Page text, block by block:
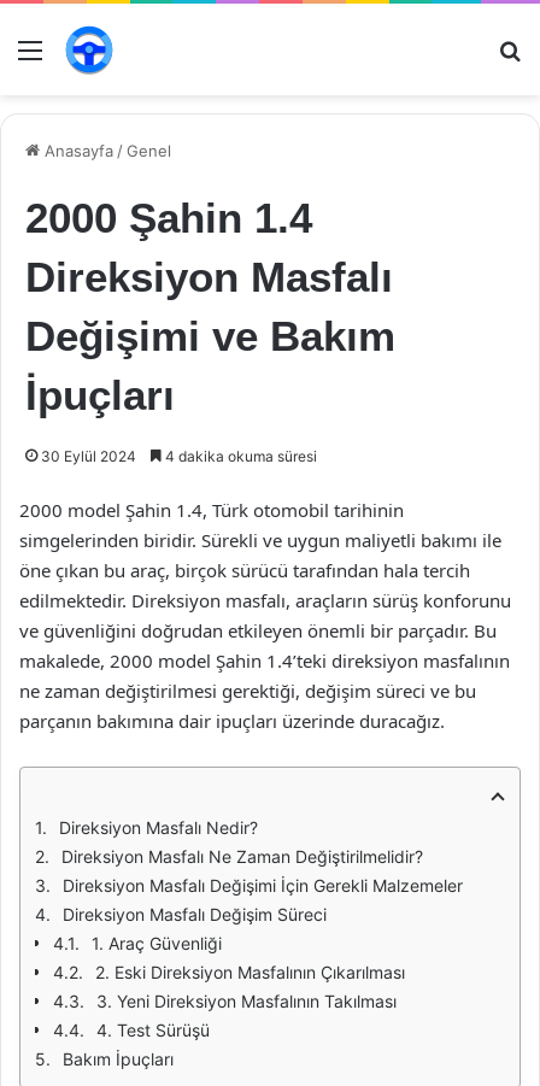
Menü
Anasayfa /Genel
2000 Şahin 1.4
Direksiyon Masfalı
Değişimi ve Bakım
İpuçları
30 Eylül 2024 4 dakika okuma süresi
2000 model Şahin 1.4, Türk otomobil tarihinin
simgelerinden biridir. Sürekli ve uygun maliyetli bakımı ile
öne çıkan bu araç, birçok sürücü tarafından hala tercih
edilmektedir. Direksiyon masfalı, araçların sürüş konforunu
ve güvenliğini doğrudan etkileyen önemli bir parçadır. Bu
makalede, 2000 model Şahin 1.4’teki direksiyon masfalının
ne zaman değiştirilmesi gerektiği, değişim süreci ve bu
parçanın bakımına dair ipuçları üzerinde duracağız.
Direksiyon Masfalı Nedir?
Direksiyon Masfalı Ne Zaman Değiştirilmelidir?
Direksiyon Masfalı Değişimi İçin Gerekli Malzemeler
Direksiyon Masfalı Değişim Süreci
1. Araç Güvenliği
2. Eski Direksiyon Masfalının Çıkarılması
3. Yeni Direksiyon Masfalının Takılması
4. Test Sürüşü
Bakım İpuçları